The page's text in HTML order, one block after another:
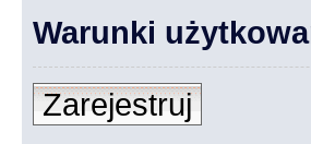
Warunki
Zarejestruj